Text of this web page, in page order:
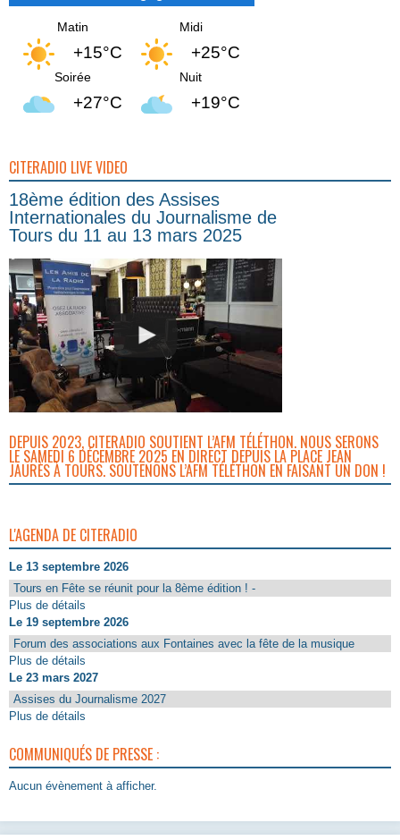
Matin
+15°C
Midi
+25°C
Soirée
+27°C
Nuit
+19°C
CITERADIO LIVE VIDEO
18ème édition des Assises
Internationales du Journalisme de
Tours du 11 au 13 mars 2025
DEPUIS 2023, CITERADIO SOUTIENT L’AFM TÉLÉTHON. NOUS SERONS
LE SAMEDI 6 DÉCEMBRE 2025 EN DIRECT DEPUIS LA PLACE JEAN
JAURÈS À TOURS. SOUTENONS L’AFM TÉLÉTHON EN FAISANT UN DON !
L'AGENDA DE CITERADIO
Le 13 septembre 2026
Tours en Fête se réunit pour la 8ème édition ! -
Plus de détails
Le 19 septembre 2026
Forum des associations aux Fontaines avec la fête de la musique
Plus de détails
Le 23 mars 2027
Assises du Journalisme 2027
Plus de détails
COMMUNIQUÉS DE PRESSE :
Aucun évènement à afficher.